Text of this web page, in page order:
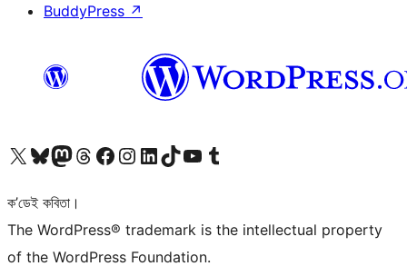
BuddyPress ↗
আমাৰ X (আগৰ Twitter) একাউণ্টলৈ যাওকআমাৰ Bluesky একাউণ্টলৈ যাওকআমাৰ Mastodon একাউণ্টলৈ যাওকআমাৰ Threads একাউণ্টলৈ যাওকআমাৰ Facebook পৃষ্ঠালৈ যাওকআমাৰ Instagram একাউণ্টলৈ যাওকআমাৰ LinkedIn একাউণ্টলৈ যাওকআমাৰ TikTok একাউণ্টলৈ যাওকআমাৰ YouTube চেনেললৈ যাওকআমাৰ Tumblr একাউণ্টলৈ যাওক
ক’ডেই কবিতা।
The WordPress® trademark is the intellectual property
of the WordPress Foundation.